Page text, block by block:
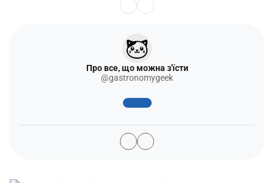
Про все, що можна з'їсти
@gastronomygeek